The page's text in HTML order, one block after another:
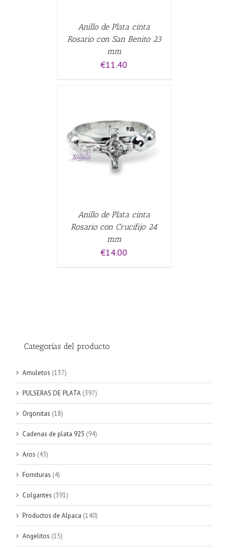
Anillo de Plata cinta
Rosario con San Benito 23
mm
€11.40
Anillo de Plata cinta
Rosario con Crucifijo 24
mm
€14.00
Categorías del producto
Amuletos (137)
PULSERAS DE PLATA (397)
Orgonitas (18)
Cadenas de plata 925 (94)
Aros (43)
Fornituras (4)
Colgantes (391)
Productos de Alpaca (140)
Angelitos (15)